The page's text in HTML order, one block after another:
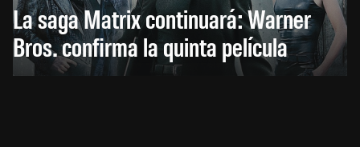
La saga Matrix continuará: Warner
Bros. confirma la quinta película